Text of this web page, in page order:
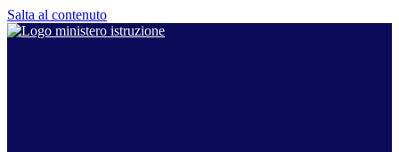
Salta al contenuto